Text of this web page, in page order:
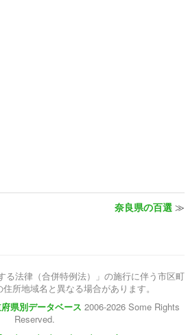
奈良県の百選 ≫
る法律（合併特例法）」の施行に伴う市区町
所地域名と異なる場合があります。
県別データベース 2006-2026 Some Rights
Reserved.